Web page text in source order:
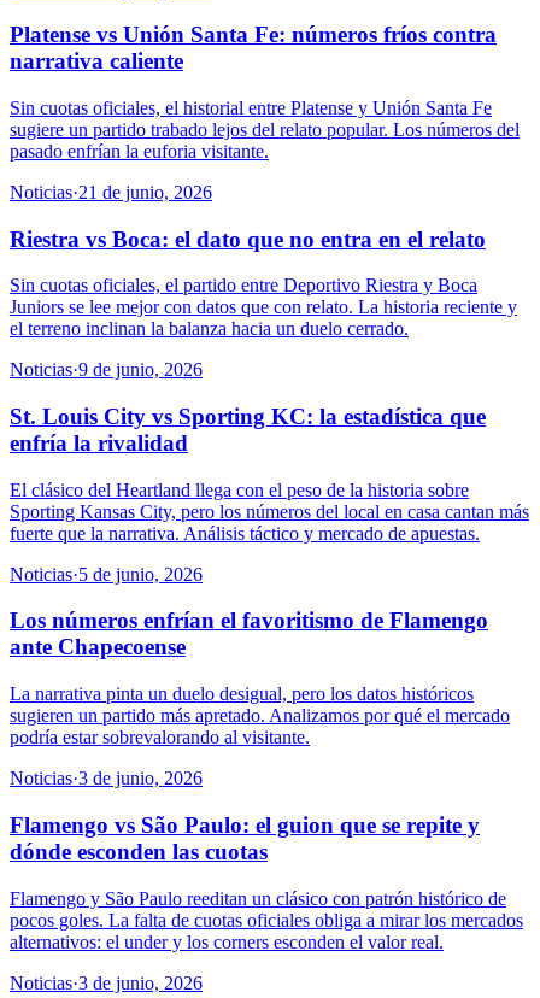
Platense vs Unión Santa Fe: números fríos contra
narrativa caliente
Sin cuotas oficiales, el historial entre Platense y Unión Santa Fe
sugiere un partido trabado lejos del relato popular. Los números del
pasado enfrían la euforia visitante.
Noticias·21 de junio, 2026
Riestra vs Boca: el dato que no entra en el relato
Sin cuotas oficiales, el partido entre Deportivo Riestra y Boca
Juniors se lee mejor con datos que con relato. La historia reciente y
el terreno inclinan la balanza hacia un duelo cerrado.
Noticias·9 de junio, 2026
St. Louis City vs Sporting KC: la estadística que
enfría la rivalidad
El clásico del Heartland llega con el peso de la historia sobre
Sporting Kansas City, pero los números del local en casa cantan más
fuerte que la narrativa. Análisis táctico y mercado de apuestas.
Noticias·5 de junio, 2026
Los números enfrían el favoritismo de Flamengo
ante Chapecoense
La narrativa pinta un duelo desigual, pero los datos históricos
sugieren un partido más apretado. Analizamos por qué el mercado
podría estar sobrevalorando al visitante.
Noticias·3 de junio, 2026
Flamengo vs São Paulo: el guion que se repite y
dónde esconden las cuotas
Flamengo y São Paulo reeditan un clásico con patrón histórico de
pocos goles. La falta de cuotas oficiales obliga a mirar los mercados
alternativos: el under y los corners esconden el valor real.
Noticias·3 de junio, 2026